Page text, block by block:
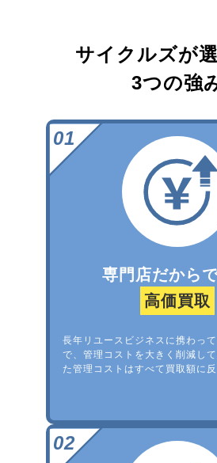
サイクルズが
3つの強
専門店だから
高価買取
長年リユースビジネスに携わっ
で、管理コストを大きく削減し
た管理コストはすべて買取額に反